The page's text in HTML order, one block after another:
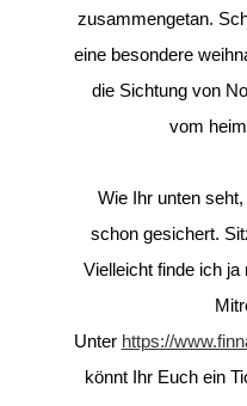
zusammengetan.
eine besondere
die Sichtung von
vom
Wie Ihr unten
schon gesichert.
Vielleicht finde ich ja
Unter https://
könnt Ihr Euch ein